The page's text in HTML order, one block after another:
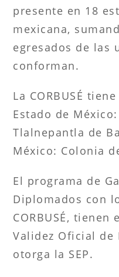
presente en 18
mexicana,
egresados de las
conforman.
La CORBUSÉ
Estado de
Tlalnepantla de
México: Colonia
El programa de
Diplomados con
CORBUSÉ,
Validez Oficial de
otorga la SEP.